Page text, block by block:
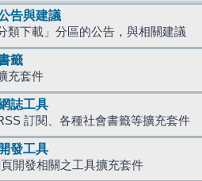
告與建議
類下載」分區的公告，與相關建議
籤
充套件
誌工具
訂閱、各種社會書籤等擴充套件
發工具
開發相關之工具擴充套件